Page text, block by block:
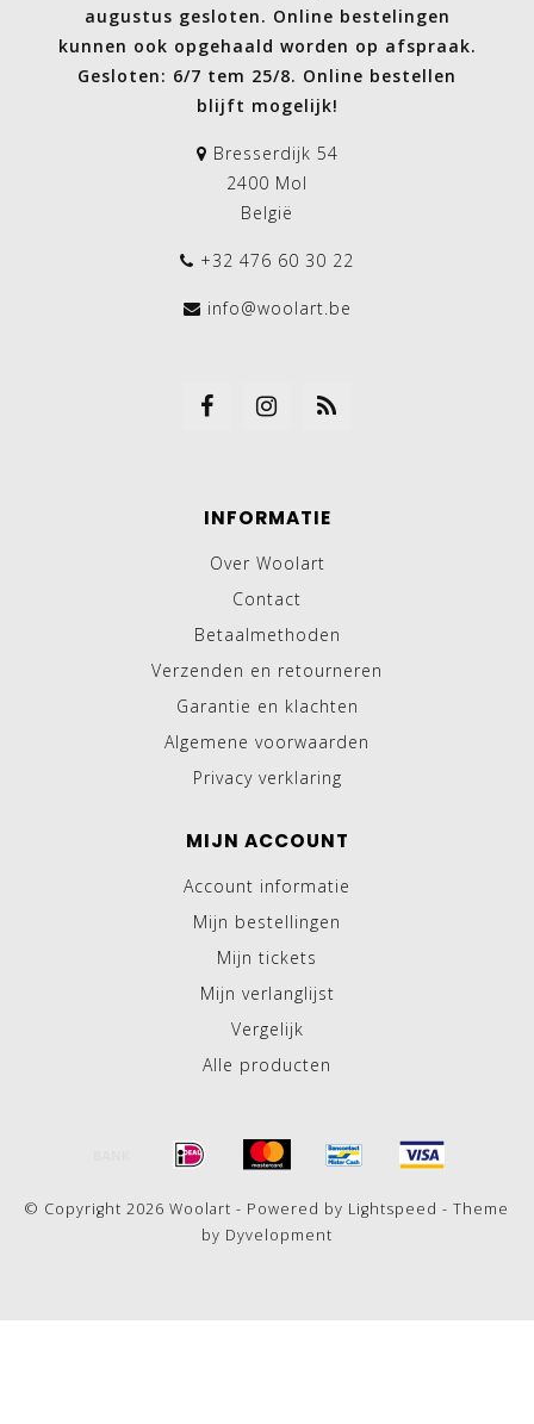
augustus gesloten. Online bestelingen
kunnen ook opgehaald worden op afspraak.
Gesloten: 6/7 tem 25/8. Online bestellen
blijft mogelijk!
Bresserdijk 54
2400 Mol
België
+32 476 60 30 22
info@woolart.be
INFORMATIE
Over Woolart
Contact
Betaalmethoden
Verzenden en retourneren
Garantie en klachten
Algemene voorwaarden
Privacy verklaring
MIJN ACCOUNT
Account informatie
Mijn bestellingen
Mijn tickets
Mijn verlanglijst
Vergelijk
Alle producten
© Copyright 2026 Woolart - Powered by Lightspeed - Theme
by Dyvelopment